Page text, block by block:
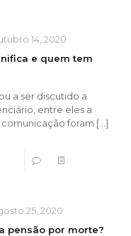
14, 2020
e quem tem
a ser discutido a
entre eles a
foram […]
25, 2020
pensão por morte?